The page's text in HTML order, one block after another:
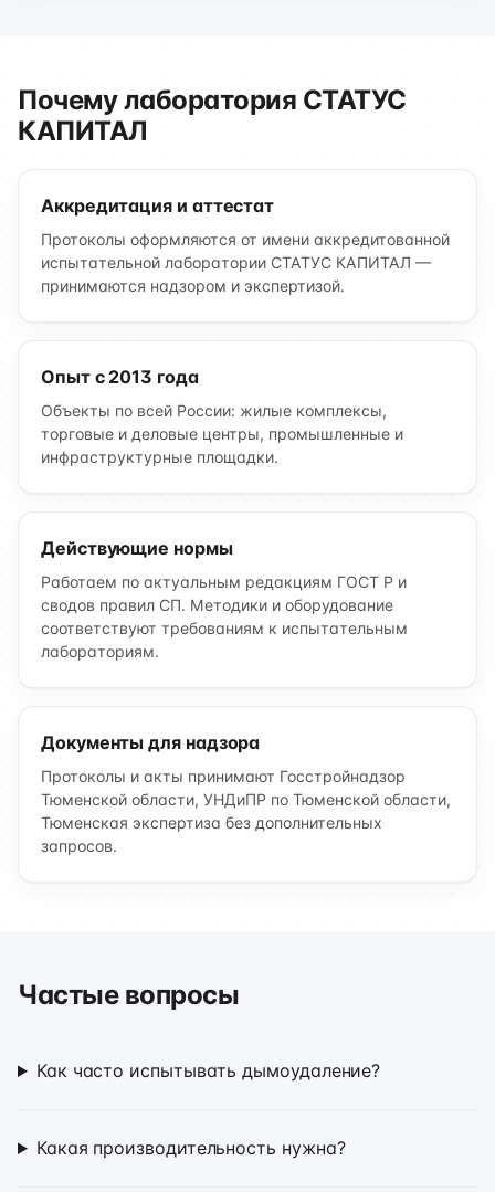
Почему лаборатория СТАТУС
КАПИТАЛ
Аккредитация и аттестат
Протоколы оформляются от имени аккредитованной
испытательной лаборатории СТАТУС КАПИТАЛ —
принимаются надзором и экспертизой.
Опыт с 2013 года
Объекты по всей России: жилые комплексы,
торговые и деловые центры, промышленные и
инфраструктурные площадки.
Действующие нормы
Работаем по актуальным редакциям ГОСТ Р и
сводов правил СП. Методики и оборудование
соответствуют требованиям к испытательным
лабораториям.
Документы для надзора
Протоколы и акты принимают Госстройнадзор
Тюменской области, УНДиПР по Тюменской области,
Тюменская экспертиза без дополнительных
запросов.
Частые вопросы
Как часто испытывать дымоудаление?
Какая производительность нужна?